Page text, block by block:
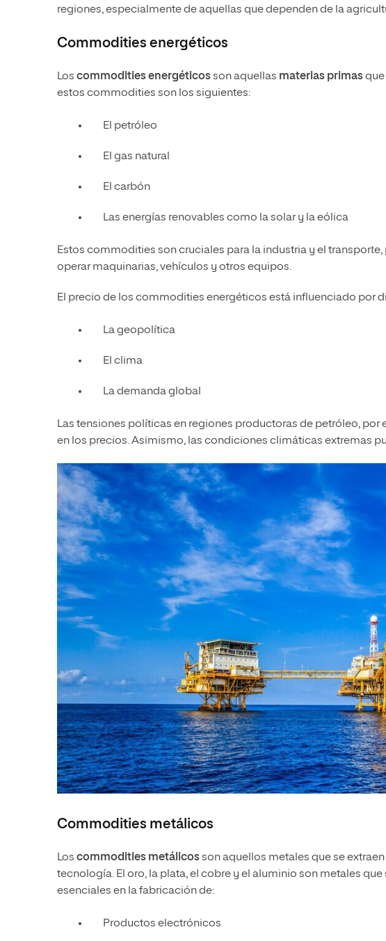
regiones, especialmente de aquellas que dependen de la
Commodities energéticos
Los commodities energéticosson aquellas materias primasque
estos commodities son los siguientes:
El petróleo
El gas natural
El carbón
Las energías renovables como la solar y la eólica
Estos commodities son cruciales para la industria y el
operar maquinarias, vehículos y otros equipos.
El precio de los commodities energéticos está influenciado por
La geopolítica
El clima
La demanda global
Las tensiones políticas en regiones productoras de petróleo,
en los precios. Asimismo, las condiciones climáticas extremas
Commodities metálicos
Los commodities metálicosson aquellos metales que se
tecnología. El oro, la plata, el cobre y el aluminio son metales
esenciales en la fabricación de:
Productos electrónicos